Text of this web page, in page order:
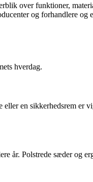
over funktioner,
og forhandlere
hverdag.
en sikkerhedsrem er
år. Polstrede sæder og